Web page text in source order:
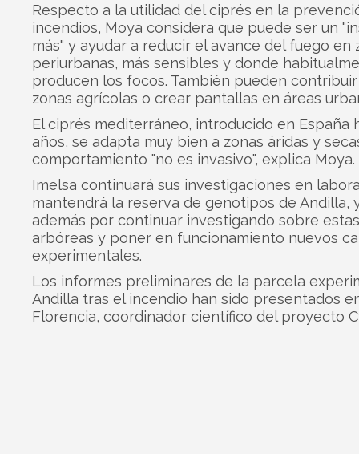
Respecto a la utilidad del ciprés en la
incendios, Moya considera que puede ser un
más" y ayudar a reducir el avance del fuego en
periurbanas, más sensibles y donde
producen los focos. También pueden
zonas agrícolas o crear pantallas en áreas
El ciprés mediterráneo, introducido en España
años, se adapta muy bien a zonas áridas y
comportamiento "no es invasivo", explica Moya.
Imelsa continuará sus investigaciones en
mantendrá la reserva de genotipos de Andilla,
además por continuar investigando sobre
arbóreas y poner en funcionamiento nuevos
experimentales.
Los informes preliminares de la parcela
Andilla tras el incendio han sido presentados
Florencia, coordinador científico del proyecto